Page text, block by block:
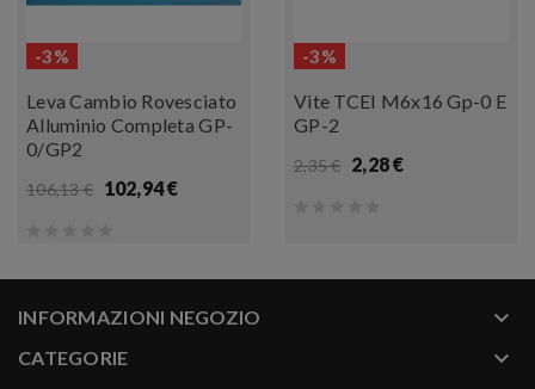
-3%
Leva Cambio Rovesciato
Alluminio Completa GP-
0/GP2
106,13 € 102,94 €
-3%
Vite TCEI M6x16 Gp-0 E
GP-2
2,35 € 2,28 €
INFORMAZIONI NEGOZIO keyboard_arrow_down
CATEGORIE keyboard_arrow_down